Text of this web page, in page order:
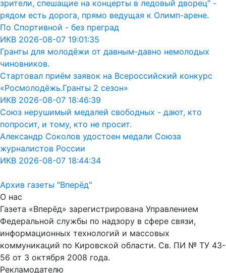
зрители, спешащие на концерты в ледовый дворец" -
рядом есть дорога, прямо ведущая к Олимп-арене.
По Спортивной - без преград
ИКВ 2026-08-07 19:01:35
Гранты для молодёжи от давным-давно немолодых
чиновников.
Стартовал приём заявок на Всероссийский конкурс
«Росмолодёжь.Гранты 2 сезон»
ИКВ 2026-08-07 18:46:39
Союз нерушимый медалей свободных - дают, кто
попросит, и тому, кто не просит.
Александр Соколов удостоен медали Союза
журналистов России
ИКВ 2026-08-07 18:44:34
Архив газеты "Вперёд"
О нас
Газета «Вперёд» зарегистрирована Управлением
Федеральной службы по надзору в сфере связи,
информационных технологий и массовых
коммуникаций по Кировской области. Св. ПИ № ТУ 43-
56 от 3 октября 2008 года.
Рекламодателю